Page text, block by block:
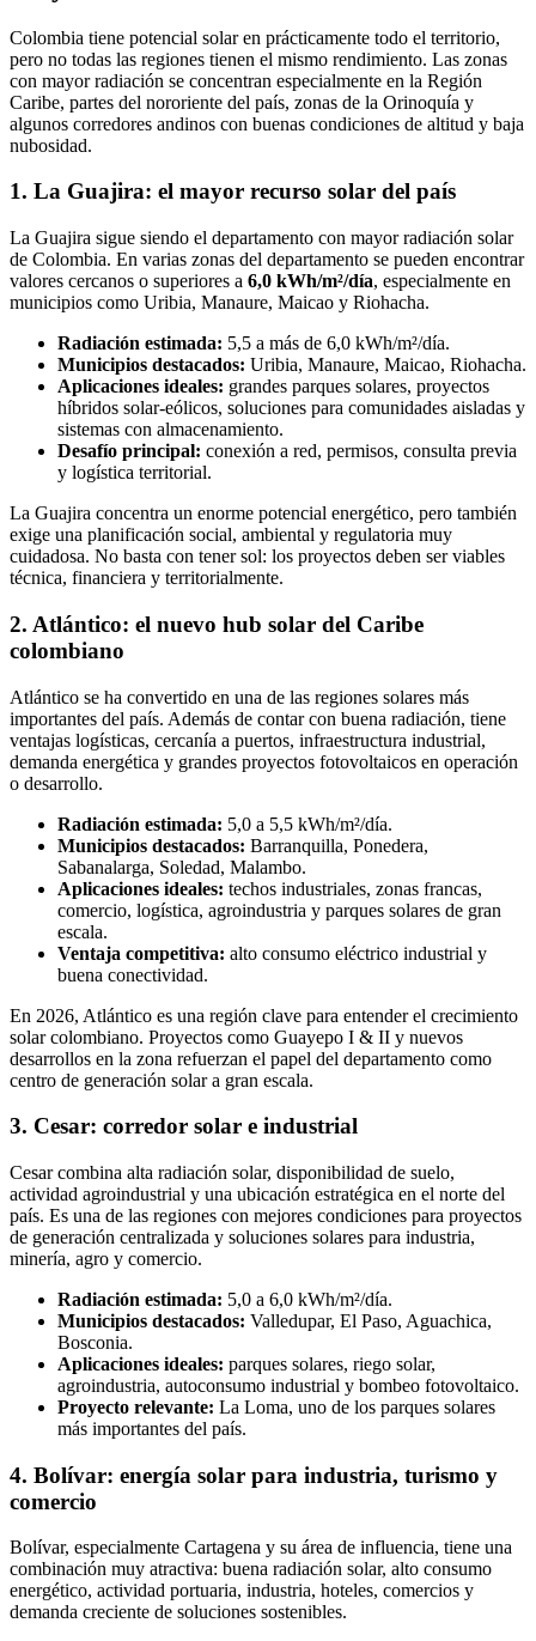
Colombia tiene potencial solar en prácticamente todo el territorio,
pero no todas las regiones tienen el mismo rendimiento. Las zonas
con mayor radiación se concentran especialmente en la Región
Caribe, partes del nororiente del país, zonas de la Orinoquía y
algunos corredores andinos con buenas condiciones de altitud y baja
nubosidad.
1. La Guajira: el mayor recurso solar del país
La Guajira sigue siendo el departamento con mayor radiación solar
de Colombia. En varias zonas del departamento se pueden encontrar
valores cercanos o superiores a 6,0 kWh/m²/día, especialmente en
municipios como Uribia, Manaure, Maicao y Riohacha.
Radiación estimada: 5,5 a más de 6,0 kWh/m²/día.
Municipios destacados: Uribia, Manaure, Maicao, Riohacha.
Aplicaciones ideales: grandes parques solares, proyectos
híbridos solar-eólicos, soluciones para comunidades aisladas y
sistemas con almacenamiento.
Desafío principal: conexión a red, permisos, consulta previa
y logística territorial.
La Guajira concentra un enorme potencial energético, pero también
exige una planificación social, ambiental y regulatoria muy
cuidadosa. No basta con tener sol: los proyectos deben ser viables
técnica, financiera y territorialmente.
2. Atlántico: el nuevo hub solar del Caribe
colombiano
Atlántico se ha convertido en una de las regiones solares más
importantes del país. Además de contar con buena radiación, tiene
ventajas logísticas, cercanía a puertos, infraestructura industrial,
demanda energética y grandes proyectos fotovoltaicos en operación
o desarrollo.
Radiación estimada: 5,0 a 5,5 kWh/m²/día.
Municipios destacados: Barranquilla, Ponedera,
Sabanalarga, Soledad, Malambo.
Aplicaciones ideales: techos industriales, zonas francas,
comercio, logística, agroindustria y parques solares de gran
escala.
Ventaja competitiva: alto consumo eléctrico industrial y
buena conectividad.
En 2026, Atlántico es una región clave para entender el crecimiento
solar colombiano. Proyectos como Guayepo I & II y nuevos
desarrollos en la zona refuerzan el papel del departamento como
centro de generación solar a gran escala.
3. Cesar: corredor solar e industrial
Cesar combina alta radiación solar, disponibilidad de suelo,
actividad agroindustrial y una ubicación estratégica en el norte del
país. Es una de las regiones con mejores condiciones para proyectos
de generación centralizada y soluciones solares para industria,
minería, agro y comercio.
Radiación estimada: 5,0 a 6,0 kWh/m²/día.
Municipios destacados: Valledupar, El Paso, Aguachica,
Bosconia.
Aplicaciones ideales: parques solares, riego solar,
agroindustria, autoconsumo industrial y bombeo fotovoltaico.
Proyecto relevante: La Loma, uno de los parques solares
más importantes del país.
4. Bolívar: energía solar para industria, turismo y
comercio
Bolívar, especialmente Cartagena y su área de influencia, tiene una
combinación muy atractiva: buena radiación solar, alto consumo
energético, actividad portuaria, industria, hoteles, comercios y
demanda creciente de soluciones sostenibles.